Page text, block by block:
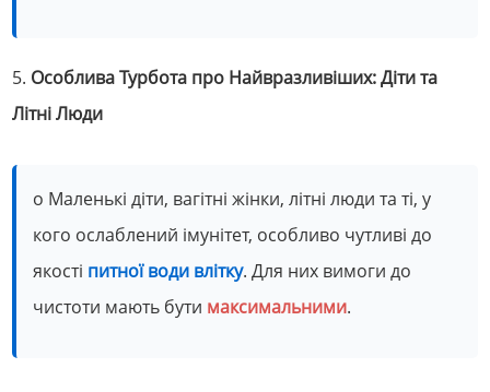
5. Особлива Турбота про Найвразливіших: Діти та
Літні Люди
o Маленькі діти, вагітні жінки, літні люди та ті, у
кого ослаблений імунітет, особливо чутливі до
якості питної води влітку. Для них вимоги до
чистоти мають бути максимальними.